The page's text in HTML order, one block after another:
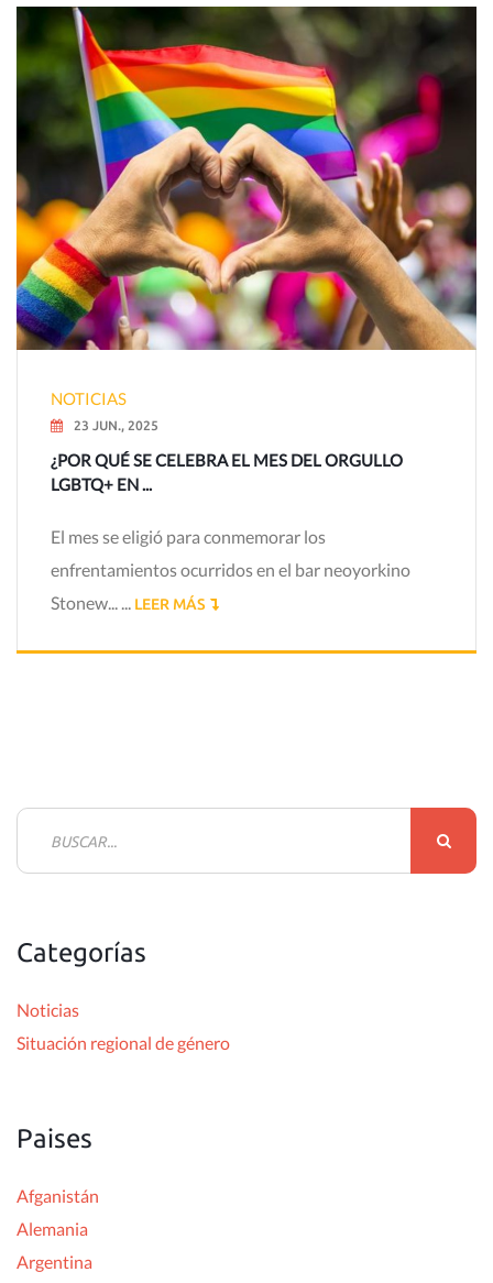
NOTICIAS
23 JUN., 2025
¿POR QUÉ SE CELEBRA EL MES DEL ORGULLO
LGBTQ+ EN ...
El mes se eligió para conmemorar los
enfrentamientos ocurridos en el bar neoyorkino
Stonew... ... LEER MÁS
a
:
Categorías
Noticias
Situación regional de género
Paises
Afganistán
Alemania
Argentina